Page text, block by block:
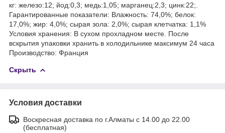
кг: железо:12; йод:0,3; медь:1,05; марганец:2,3; цинк:22;.
Гарантированные показатели: Влажность: 74,0%; белок:
17,0%; жир: 4,0%; сырая зола: 2,0%; сырая клетчатка: 1,1%
Условия хранения: В сухом прохладном месте. После
вскрытия упаковки хранить в холодильнике максимум 24 часа
Производство: Франция
Скрыть
Условия доставки
Воскресная доставка по г.Алматы с 14.00 до 22.00
(бесплатная)